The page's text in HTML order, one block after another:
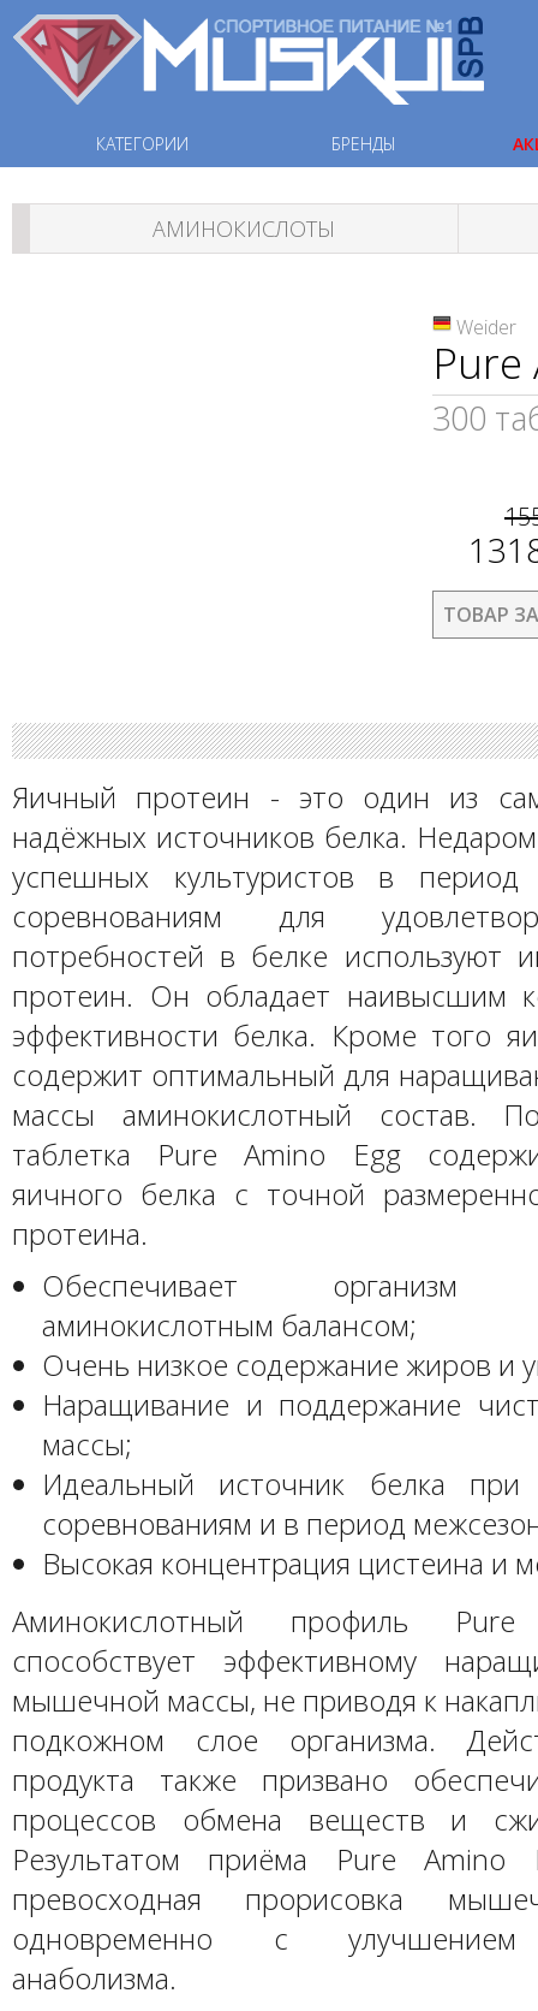
КАТЕГОРИИ БРЕНДЫ
АМИНОКИСЛОТЫ
Weider
Pure
300
ТОВАР
Яичный протеин - это один из
надёжных источников белка.
успешных культуристов в период
соревнованиям для
потребностей в белке используют
протеин. Он обладает наивысшим
эффективности белка. Кроме того
содержит оптимальный для
массы аминокислотный состав.
таблетка Pure Amino Egg
яичного белка с точной
протеина.
Обеспечивает организм
аминокислотным балансом;
Очень низкое содержание жиров и
Наращивание и поддержание
массы;
Идеальный источник белка при
соревнованиям и в период
Высокая концентрация цистеина и
Аминокислотный профиль
способствует эффективному
мышечной массы, не приводя к
подкожном слое организма.
продукта также призвано
процессов обмена веществ и
Результатом приёма Pure Amino
превосходная прорисовка
одновременно с
анаболизма.